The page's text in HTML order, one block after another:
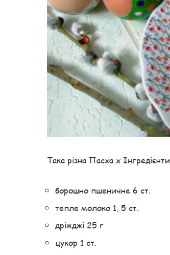
Така різна Пасха x Інгредієнти
борошно пшеничне 6 ст.
тепле молоко 1, 5 ст.
дріжджі 25 г
цукор 1 ст.